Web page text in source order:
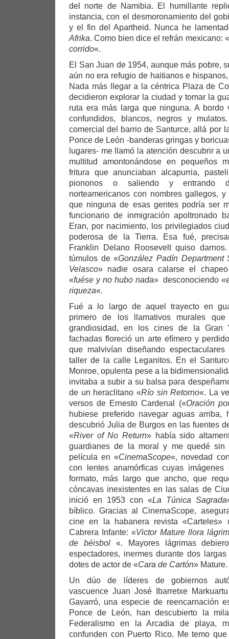
del norte de Namibia. El humillante
instancia, con el desmoronamiento del
y el fin del Apartheid. Nunca he
Afrika. Como bien dice el refrán mexicano: «
corrido«.
El San Juan de 1954, aunque más pobre,
aún no era refugio de haitianos e
Nada más llegar a la céntrica Plaza de
decidieron explorar la ciudad y tomar la
ruta era más larga que ninguna. A bordo
confundidos, blancos, negros y
comercial del barrio de Santurce, allá por
Ponce de León -banderas gringas y
lugares- me llamó la atención descubrir a
multitud amontonándose en pequeños
fritura que anunciaban alcapurria,
piononos o saliendo y entrando
norteamericanos con nombres gallegos,
que ninguna de esas gentes podría ser
funcionario de inmigración apoltronado
Eran, por nacimiento, los privilegiados
poderosa de la Tierra. Esa fué,
Franklin Delano Roosevelt quiso
túmulos de «González Padín Department
Velasco» nadie osara calarse el
«fuése y no hubo nada» desconociendo «
riqueza«.
Fué a lo largo de aquel trayecto en
primero de los llamativos murales
grandiosidad, en los cines de la Gran
fachadas floreció un arte efímero y
que malvivían diseñando
taller de la calle Leganitos. En el
Monroe, opulenta pese a la
invitaba a subir a su balsa para
de un heraclitano «Río sin Retorno«. La
versos de Ernesto Cardenal («Oración
hubiese preferido navegar aguas arriba,
descubrió Julia de Burgos en las fuentes
«River of No Return» había sido
guardianes de la moral y me quedé
película en «CinemaScope«, novedad
con lentes anamórficas cuyas
formato, más largo que ancho, que
cóncavas inexistentes en las salas de
inició en 1953 con «La Túnica Sagrada
bíblico. Gracias al CinemaScope,
cine en la habanera revista «Carteles»
Cabrera Infante: «Victor Mature llora
de béisbol «. Mayores lágrimas
espectadores, inermes durante dos
dotes de actor de «Cara de Cartón» Mature.
Un dúo de líderes de gobiernos
vascuence Juan José Ibarretxe
Gavarró, una especie de reencarnación
Ponce de León, han descubierto la
Federalismo en la Arcadia de playa,
confunden con Puerto Rico. Me temo